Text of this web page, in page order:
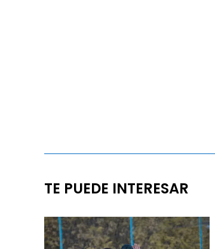
TE PUEDE INTERESAR